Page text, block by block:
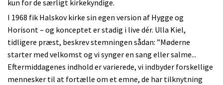
kun for de særligt kirkekyndige.
I 1968 fik Halskov kirke sin egen version af Hygge og
Horisont – og konceptet er stadig i live dér. Ulla Kiel,
tidligere præst, beskrev stemningen sådan: ”Møderne
starter med velkomst og vi synger en sang eller salme...
Eftermiddagenes indhold er varierede, vi indbyder forskellige
mennesker til at fortælle om et emne, de har tilknytning